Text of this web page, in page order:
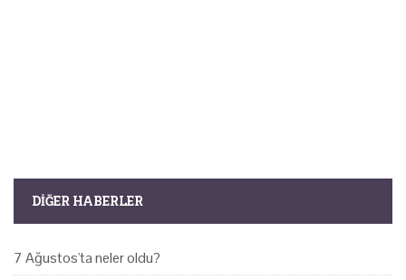
DIĞER HABERLER
7 Ağustos'ta neler oldu?